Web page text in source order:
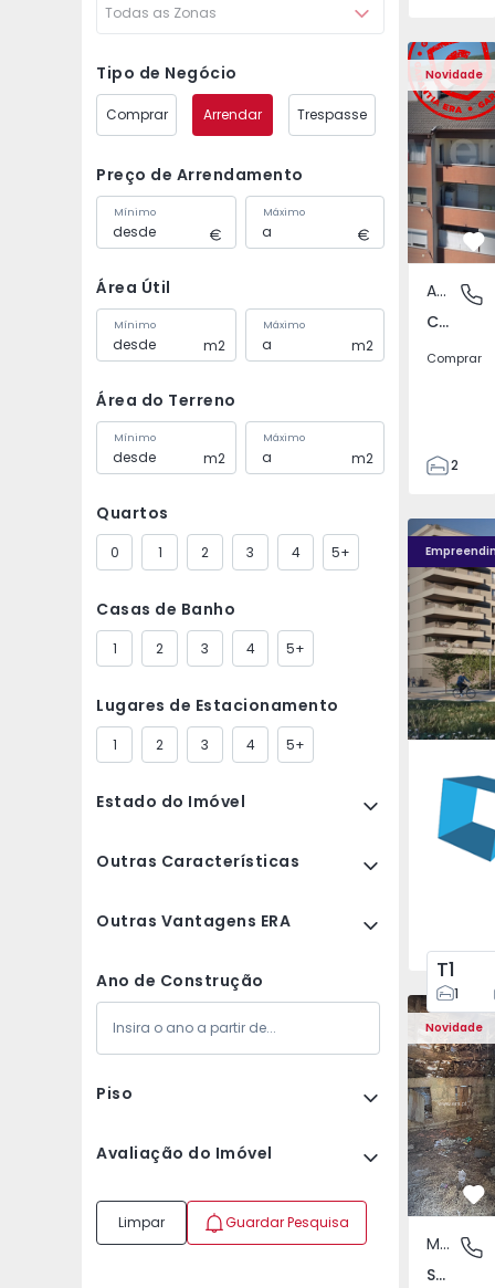
Todas as Zonas
Tipo de Negócio
Comprar Arrendar Trespasse
Preço de Arrendamento
Mínimo Máximo
Área Útil
Mínimo
m2
Máximo
m2
Área do Terreno
Mínimo
m2
Máximo
m2
Quartos
0 1 2 3 4 5+
Casas de Banho
1 2 3 4 5+
Lugares de Estacionamento
1 2 3 4 5+
Estado do Imóvel
Outras Características
Outras Vantagens ERA
Ano de Construção
Piso
Avaliação do Imóvel
Limpar Guardar Pesquisa
138
153
2
Novidade
Apartamento T2
Covilhã
Apartamento
Covilhã e Canhoso, Castelo Branco
Comprar
2
85
85
0
4
Fachada PLENO JARDIM - 4Fachada
Águas
T1
1
Novidade
Moradia
São
Moradia Rústica
São Tomé do Castelo e Justes, Vila Real